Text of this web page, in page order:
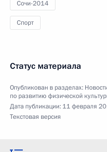
Сочи-2014
Спорт
Статус материала
Опубликован в разделах:
по развитию физической
Дата публикации: 11 февраля
Текстовая версия